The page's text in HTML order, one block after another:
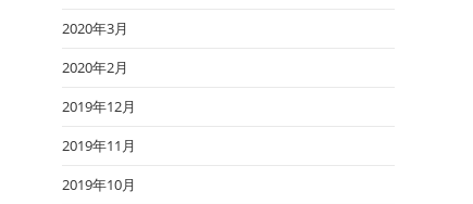
2020年3月
2020年2月
2019年12月
2019年11月
2019年10月